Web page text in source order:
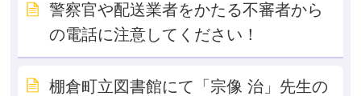
警察官や配送業者をかたる不審者から
の電話に注意してください！
棚倉町立図書館にて「宗像 治」先生の